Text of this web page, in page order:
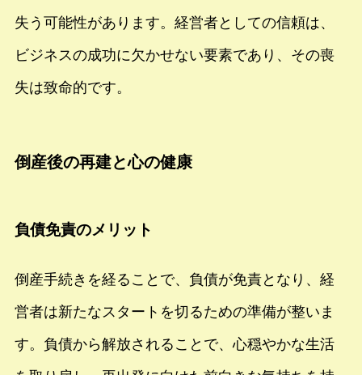
失う可能性があります。経営者としての信頼は、
ビジネスの成功に欠かせない要素であり、その喪
失は致命的です。
倒産後の再建と心の健康
負債免責のメリット
倒産手続きを経ることで、負債が免責となり、経
営者は新たなスタートを切るための準備が整いま
す。負債から解放されることで、心穏やかな生活